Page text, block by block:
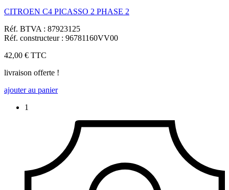
CITROEN C4 PICASSO 2 PHASE 2
Réf. BTVA : 87923125
Réf. constructeur : 96781160VV00
42,00 € TTC
livraison offerte !
ajouter au panier
1